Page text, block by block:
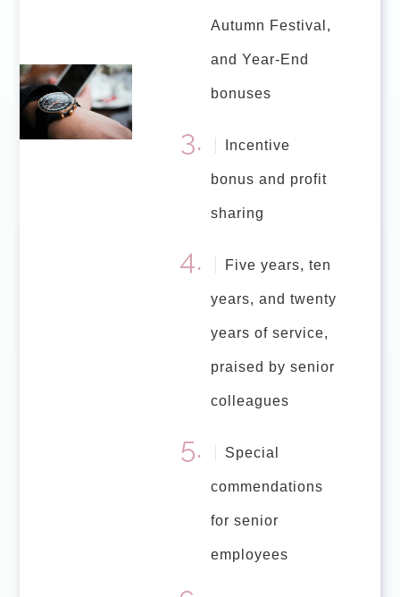
Autumn Festival,
and Year-End
bonuses
Incentive
bonus and profit
sharing
Five years, ten
years, and twenty
years of service,
praised by senior
colleagues
Special
commendations
for senior
employees